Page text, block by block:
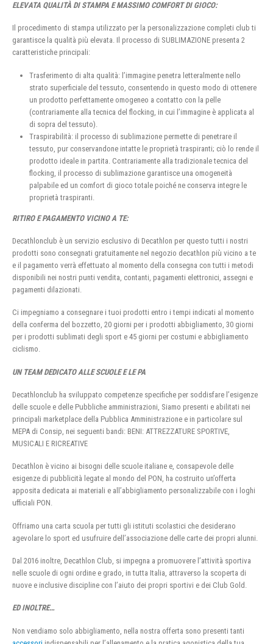
ELEVATA QUALITÀ DI STAMPA E MASSIMO COMFORT DI GIOCO:
Il procedimento di stampa utilizzato per la personalizzazione completi club ti
garantisce la qualità più elevata. Il processo di SUBLIMAZIONE presenta 2
caratteristiche principali:
Trasferimento di alta qualità: l’immagine penetra letteralmente nello
strato superficiale del tessuto, consentendo in questo modo di ottenere
un prodotto perfettamente omogeneo a contatto con la pelle
(contrariamente alla tecnica del flocking, in cui l’immagine è applicata al
di sopra del tessuto).
Traspirabilità: il processo di sublimazione permette di penetrare il
tessuto, pur conservandone intatte le proprietà traspiranti; ciò lo rende il
prodotto ideale in partita. Contrariamente alla tradizionale tecnica del
flocking, il processo di sublimazione garantisce una omogeneità
palpabile ed un comfort di gioco totale poiché ne conserva integre le
proprietà traspiranti.
RITIRO E PAGAMENTO VICINO A TE:
Decathlonclub è un servizio esclusivo di Decathlon per questo tutti i nostri
prodotti sono consegnati gratuitamente nel negozio decathlon più vicino a te
e il pagamento verrà effettuato al momento della consegna con tutti i metodi
disponibili nei nostri punti vendita, contanti, pagamenti elettronici, assegni e
pagamenti dilazionati.
Ci impegniamo a consegnare i tuoi prodotti entro i tempi indicati al momento
della conferma del bozzetto, 20 giorni per i prodotti abbigliamento, 30 giorni
per i prodotti sublimati degli sport e 45 giorni per costumi e abbigliamento
ciclismo.
UN TEAM DEDICATO ALLE SCUOLE E LE PA
Decathlonclub ha sviluppato competenze specifiche per soddisfare l’esigenze
delle scuole e delle Pubbliche amministrazioni, Siamo presenti e abilitati nei
principali marketplace della Pubblica Amministrazione e in particolare sul
MEPA di Consip, nei seguenti bandi: BENI: ATTREZZATURE SPORTIVE,
MUSICALI E RICREATIVE
Decathlon è vicino ai bisogni delle scuole italiane e, consapevole delle
esigenze di pubblicità legate al mondo del PON, ha costruito un’offerta
apposita dedicata ai materiali e all’abbigliamento personalizzabile con i loghi
ufficiali PON.
Offriamo una carta scuola per tutti gli istituti scolastici che desiderano
agevolare lo sport ed usufruire dell’associazione delle carte dei propri alunni.
Dal 2016 inoltre, Decathlon Club, si impegna a promuovere l’attività sportiva
nelle scuole di ogni ordine e grado, in tutta Italia, attraverso la scoperta di
nuove e inclusive discipline con l’aiuto dei propri sportivi e dei Club Gold.
ED INOLTRE…
Non vendiamo solo abbigliamento, nella nostra offerta sono presenti tanti